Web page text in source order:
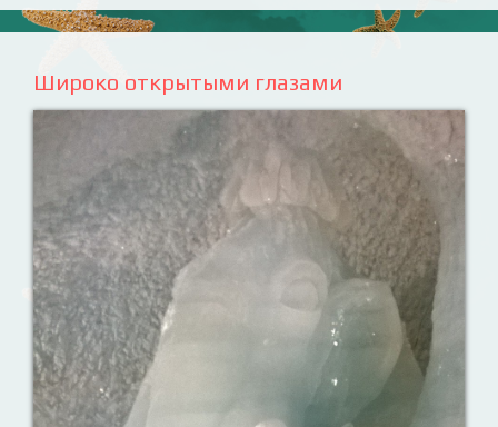
Широко открытыми глазами